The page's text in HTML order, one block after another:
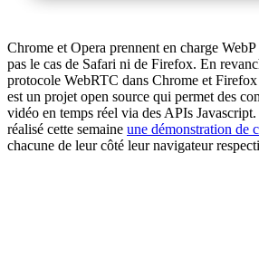
Chrome et Opera prennent en charge
pas le cas de Safari ni de Firefox. En
protocole WebRTC dans Chrome et
est un projet open source qui permet des
vidéo en temps réel via des APIs
réalisé cette semaine une démonstration de
chacune de leur côté leur navigateur